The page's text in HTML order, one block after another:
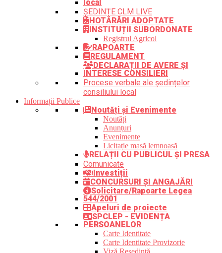
local
ȘEDINȚE CLM LIVE
HOTĂRÂRI ADOPTATE
INSTITUȚII SUBORDONATE
Registrul Agricol
RAPOARTE
REGULAMENT
DECLARAȚII DE AVERE ȘI
INTERESE CONSILIERI
Procese verbale ale ședințelor
consiliului local
Informații Publice
Noutăți și Evenimente
Noutăți
Anunțuri
Evenimente
Licitație masă lemnoasă
RELAȚII CU PUBLICUL ȘI PRESA
Comunicate
Investiții
CONCURSURI ȘI ANGAJĂRI
Solicitare/Rapoarte Legea
544/2001
Apeluri de proiecte
SPCLEP - EVIDENȚA
PERSOANELOR
Carte Identitate
Carte Identitate Provizorie
Viză Reședință